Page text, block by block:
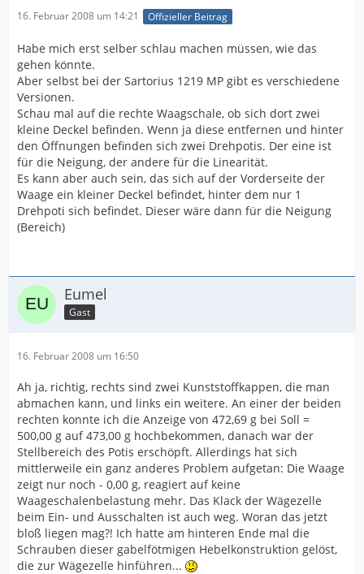
16. Februar 2008 um 14:21 Offizieller Beitrag
Habe mich erst selber schlau machen müssen, wie das
gehen könnte.
Aber selbst bei der Sartorius 1219 MP gibt es verschiedene
Versionen.
Schau mal auf die rechte Waagschale, ob sich dort zwei
kleine Deckel befinden. Wenn ja diese entfernen und hinter
den Öffnungen befinden sich zwei Drehpotis. Der eine ist
für die Neigung, der andere für die Linearität.
Es kann aber auch sein, das sich auf der Vorderseite der
Waage ein kleiner Deckel befindet, hinter dem nur 1
Drehpoti sich befindet. Dieser wäre dann für die Neigung
(Bereich)
Eumel
Gast
16. Februar 2008 um 16:50
Ah ja, richtig, rechts sind zwei Kunststoffkappen, die man
abmachen kann, und links ein weitere. An einer der beiden
rechten konnte ich die Anzeige von 472,69 g bei Soll =
500,00 g auf 473,00 g hochbekommen, danach war der
Stellbereich des Potis erschöpft. Allerdings hat sich
mittlerweile ein ganz anderes Problem aufgetan: Die Waage
zeigt nur noch - 0,00 g, reagiert auf keine
Waageschalenbelastung mehr. Das Klack der Wägezelle
beim Ein- und Ausschalten ist auch weg. Woran das jetzt
bloß liegen mag?! Ich hatte am hinteren Ende mal die
Schrauben dieser gabelfötmigen Hebelkonstruktion gelöst,
die zur Wägezelle hinführen...